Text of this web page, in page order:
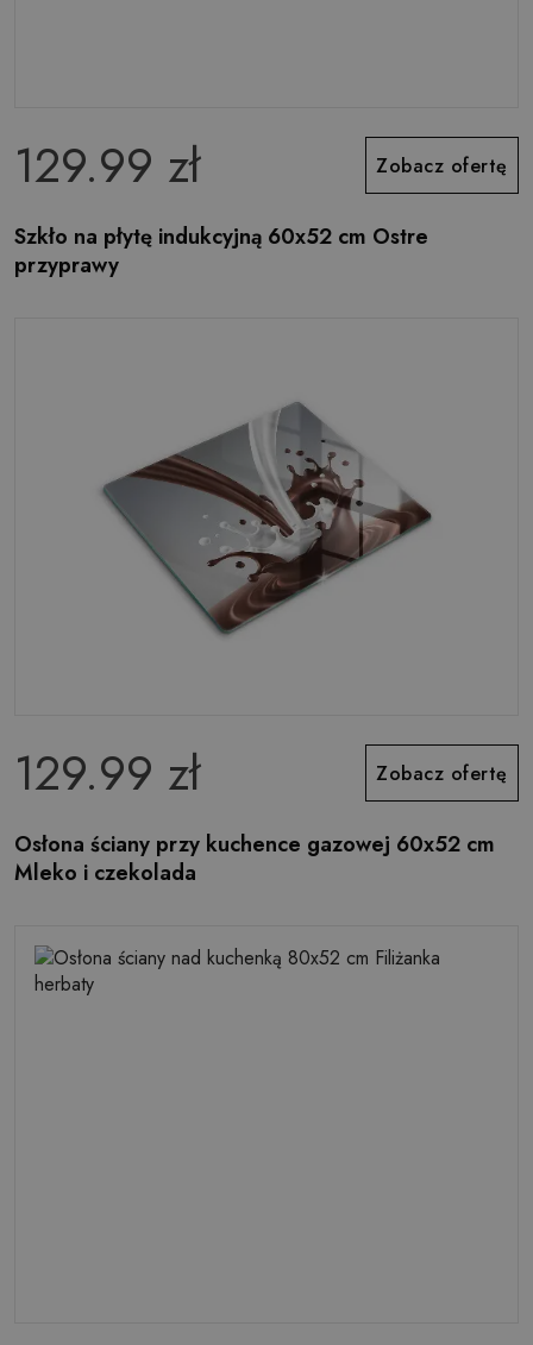
129.99 zł Zobacz ofertę
Szkło na płytę indukcyjną 60x52 cm Ostre
przyprawy
129.99 zł Zobacz ofertę
Osłona ściany przy kuchence gazowej 60x52 cm
Mleko i czekolada